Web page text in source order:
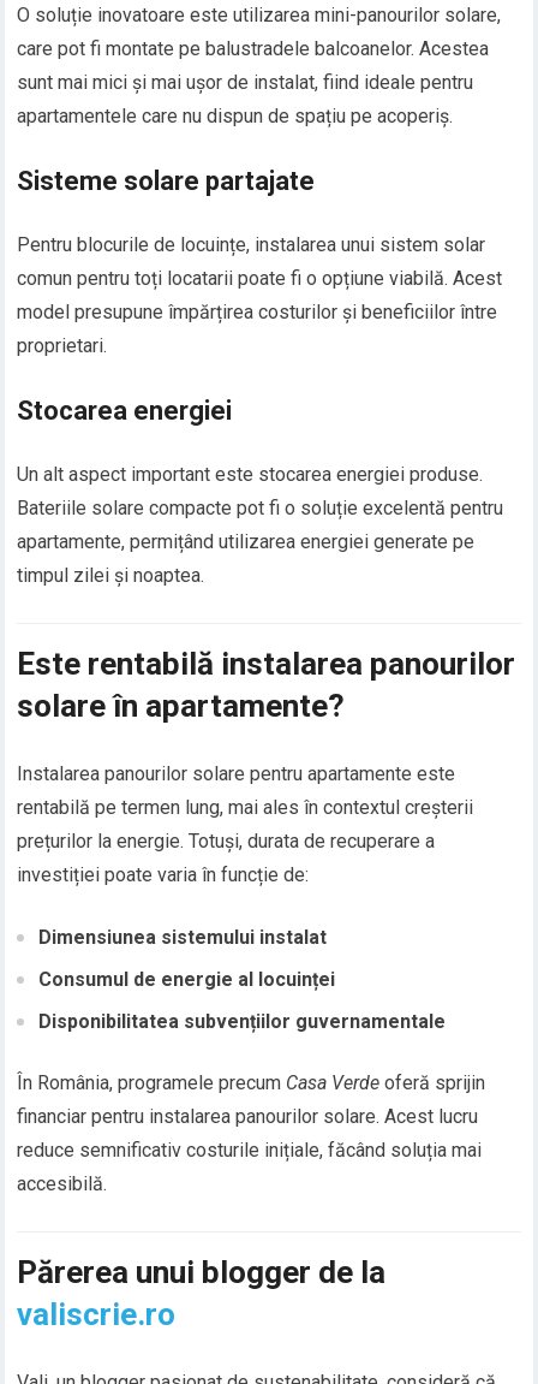
O soluție inovatoare este utilizarea mini-panourilor solare,
care pot fi montate pe balustradele balcoanelor. Acestea
sunt mai mici și mai ușor de instalat, fiind ideale pentru
apartamentele care nu dispun de spațiu pe acoperiș.
Sisteme solare partajate
Pentru blocurile de locuințe, instalarea unui sistem solar
comun pentru toți locatarii poate fi o opțiune viabilă. Acest
model presupune împărțirea costurilor și beneficiilor între
proprietari.
Stocarea energiei
Un alt aspect important este stocarea energiei produse.
Bateriile solare compacte pot fi o soluție excelentă pentru
apartamente, permițând utilizarea energiei generate pe
timpul zilei și noaptea.
Este rentabilă instalarea panourilor
solare în apartamente?
Instalarea panourilor solare pentru apartamente este
rentabilă pe termen lung, mai ales în contextul creșterii
prețurilor la energie. Totuși, durata de recuperare a
investiției poate varia în funcție de:
Dimensiunea sistemului instalat
Consumul de energie al locuinței
Disponibilitatea subvențiilor guvernamentale
În România, programele precum Casa Verde oferă sprijin
financiar pentru instalarea panourilor solare. Acest lucru
reduce semnificativ costurile inițiale, făcând soluția mai
accesibilă.
Părerea unui blogger de la
valiscrie.ro